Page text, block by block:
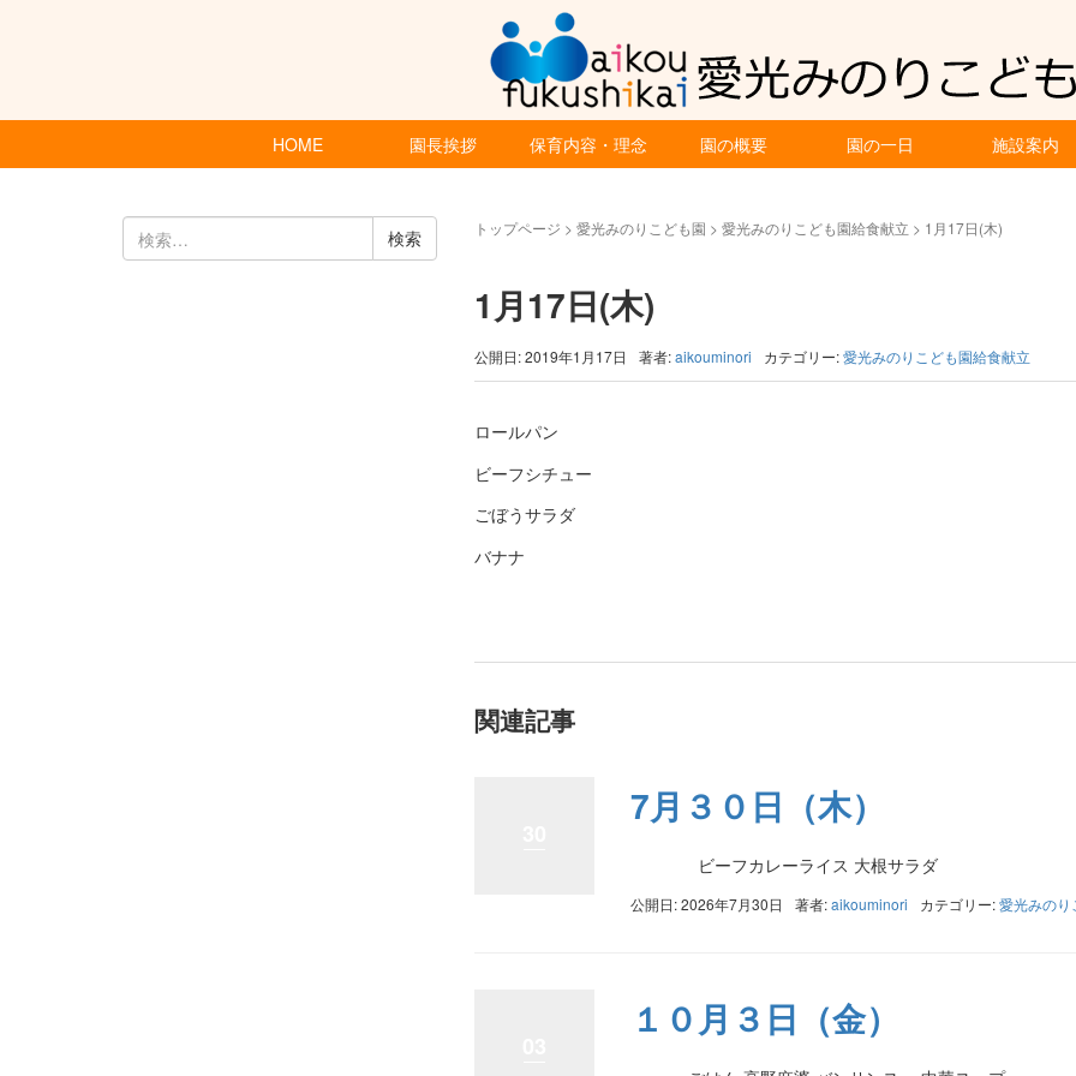
HOME 園長挨拶 保育内容・理念 園の概要 園の一日 施設案内
トップページ > 愛光みのりこども園 > 愛光みのりこども園給食献立 > 1月17日(木)
1月17日(木)
公開日: 2019年1月17日 著者:aikouminori カテゴリー:愛光みのりこども園給食献立
ロールパン
ビーフシチュー
ごぼうサラダ
バナナ
関連記事
7月３０日（木）
ビーフカレーライス 大根サラダ
公開日: 2026年7月30日 著者:aikouminori カテゴリー:愛光みのり
１０月３日（金）
検
索: